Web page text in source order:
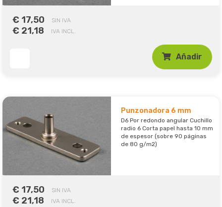
€ 17,50 SIN IVA
€ 21,18 IVA INCL.
Añadir
Punzonadora 6 mm
D6 Por redondo angular Cuchillo
radio 6 Corta papel hasta 10 mm
de espesor (sobre 90 páginas
de 80 g/m2)
€ 17,50 SIN IVA
€ 21,18 IVA INCL.